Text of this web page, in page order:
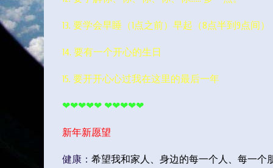
13. 要学会早睡（1点之前）早起（8点半到9点间）
14. 要有一个开心的生日
15. 要开开心心过我在这里的最后一年
❤❤❤❤❤ ❤❤❤❤❤
新年新愿望
健康： 希望我和家人、身边的每一个人、每一个